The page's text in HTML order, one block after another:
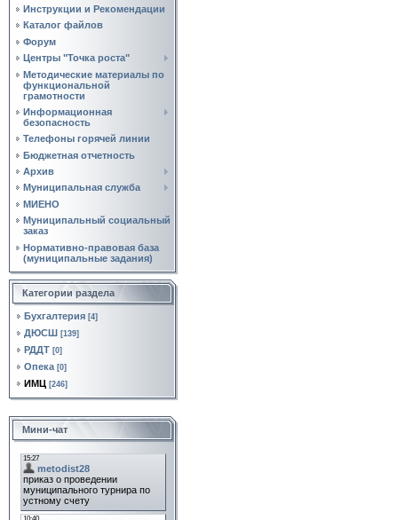
Инструкции и Рекомендации
Каталог файлов
Форум
Центры "Точка роста"
Методические материалы по
функциональной
грамотности
Информационная
безопасность
Телефоны горячей линии
Бюджетная отчетность
Архив
Муниципальная служба
МИЕНО
Муниципальный социальный
заказ
Нормативно‑правовая база
(муниципальные задания)
Категории раздела
Бухгалтерия [4]
ДЮСШ [139]
РДДТ [0]
Опека [0]
ИМЦ [246]
Мини-чат